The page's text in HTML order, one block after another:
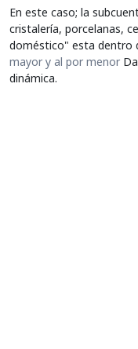
En este caso; la
cristalería, porcelanas,
doméstico" esta dentro
mayor y al por menor
dinámica.